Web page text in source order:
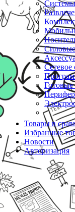
Системы
Силовые
Сетевое
Товары в
Избранные
Новости
Авторизация